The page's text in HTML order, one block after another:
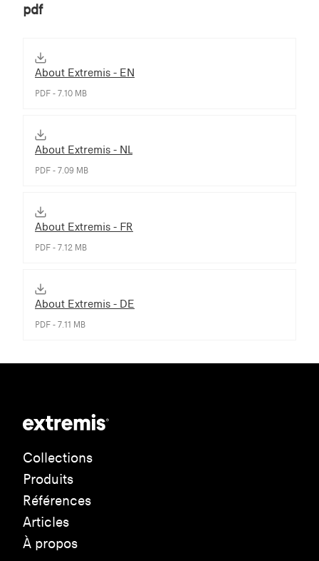
pdf
About Extremis - EN
PDF - 7.10 MB
About Extremis - NL
PDF - 7.09 MB
About Extremis - FR
PDF - 7.12 MB
About Extremis - DE
PDF - 7.11 MB
Collections
Produits
Références
Articles
À propos